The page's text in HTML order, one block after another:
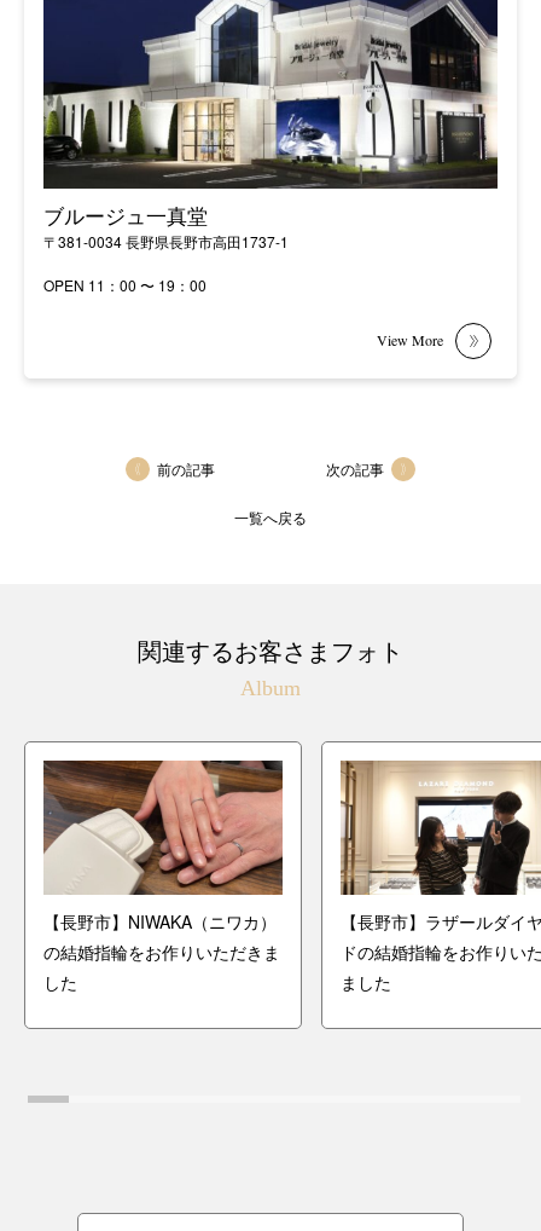
ブルージュ一真堂
〒381-0034 長野県長野市高田1737-1
OPEN 11：00 〜 19：00
前の記事
一覧へ戻る
次の記事
関連するお客さまフォト
Album
【長野市】NIWAKA（ニワカ）
の結婚指輪をお作りいただきま
した
【長野市】ラザールダイ
ドの結婚指輪をお作りい
ました